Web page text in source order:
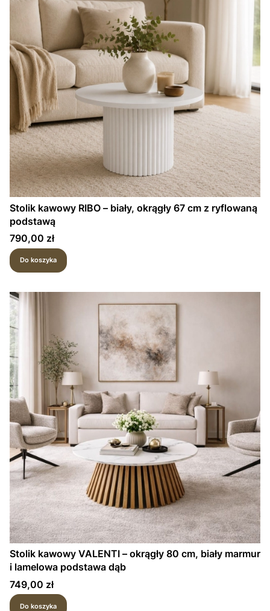
Stolik kawowy RIBO – biały, okrągły 67 cm z ryflowaną
podstawą
Cena
790,00 zł
Do koszyka
Stolik kawowy VALENTI – okrągły 80 cm, biały marmur
i lamelowa podstawa dąb
Cena
749,00 zł
Do koszyka